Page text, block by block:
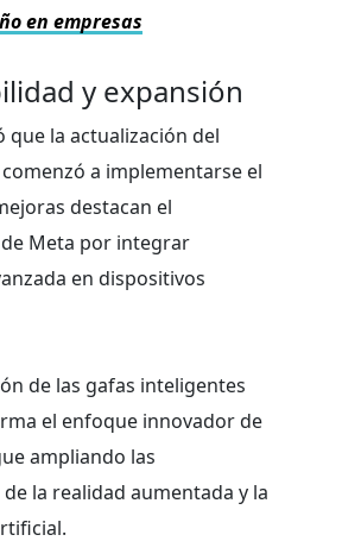
en empresas
y expansión
la actualización del
a implementarse el
destacan el
Meta por integrar
en dispositivos
de las gafas inteligentes
el enfoque innovador de
ampliando las
la realidad aumentada y la